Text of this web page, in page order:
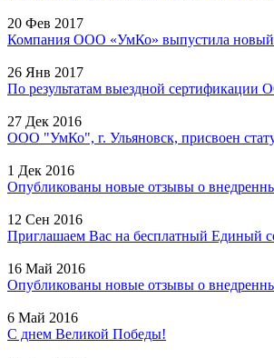
20 Фев 2017
Компания ООО «УмКо» выпустила новый
26 Янв 2017
По результатам выездной сертификации
27 Дек 2016
ООО "УмКо", г. Ульяновск, присвоен
1 Дек 2016
Опубликованы новые отзывы о
12 Сен 2016
Приглашаем Вас на бесплатный Единый
16 Май 2016
Опубликованы новые отзывы о
6 Май 2016
С днем Великой Победы!